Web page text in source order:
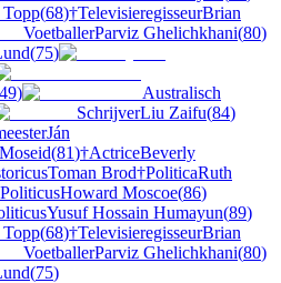
Topp(68)†TelevisieregisseurBrian
VoetballerParviz Ghelichkhani(80)
(75)
49)
Australisch
SchrijverLiu Zaifu(84)
Ján
(81)†ActriceBeverly
Toman Brod†PoliticaRuth
PoliticusHoward Moscoe(86)
Yusuf Hossain Humayun(89)
Topp(68)†TelevisieregisseurBrian
VoetballerParviz Ghelichkhani(80)
(75)